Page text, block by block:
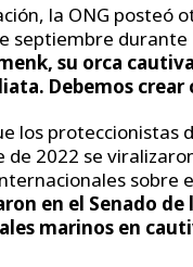
la ONG
septiembre
su orca
Debemos
los proteccionistas
2022 se
sobre
en el Senado
marinos en